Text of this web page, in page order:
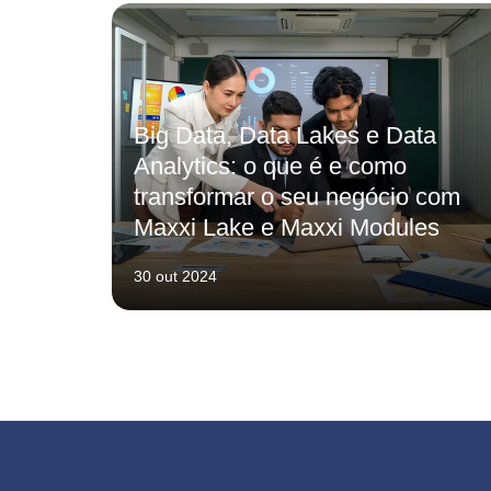
Big Data, Data Lakes e Data
Analytics: o que é e como
transformar o seu negócio com
Maxxi Lake e Maxxi Modules
30 out 2024